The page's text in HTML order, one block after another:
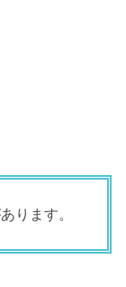
ります。